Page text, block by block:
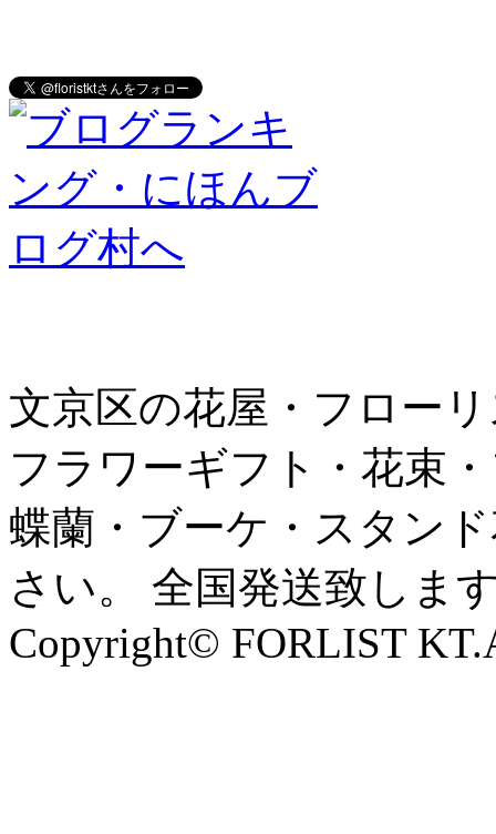
文京区の花屋・フロー
フラワーギフト・花束
蝶蘭・ブーケ・スタン
さい。 全国発送致しま
Copyright© FORLIST